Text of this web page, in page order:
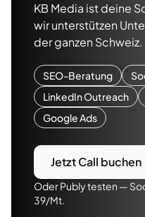
KB Media ist deine
wir unterstützen
der ganzen Schweiz.
SEO-Beratung
LinkedIn Outreach
Google Ads
Jetzt Call
Oder Publy testen —
39/Mt.